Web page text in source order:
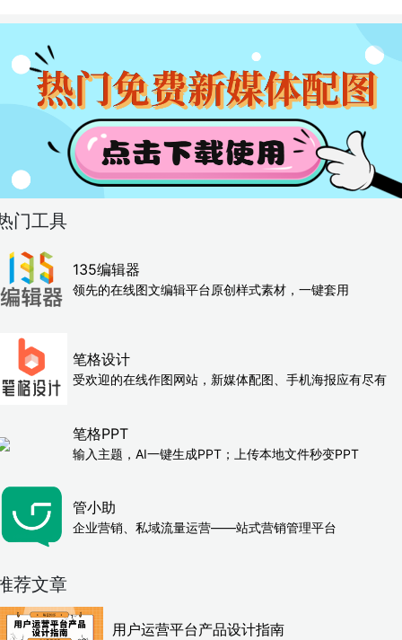
门工具
135编辑器
领先的在线图文编辑平台原创样式素材，一键套用
笔格设计
受欢迎的在线作图网站，新媒体配图、手机海报应有尽有
笔格PPT
输入主题，AI一键生成PPT；上传本地文件秒变PPT
管小助
企业营销、私域流量运营——站式营销管理平台
荐文章
用户运营平台产品设计指南